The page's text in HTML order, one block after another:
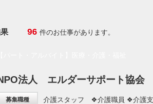
96 件のお仕事があります。
法人 エルダーサポート協会
募集職種
介護スタッフ ❖介護職員 ❖介護